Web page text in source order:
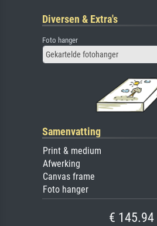
Diversen & Extra's
Foto hanger
Gekartelde fotohanger
Samenvatting
Print & medium
Afwerking
Canvas frame
Foto hanger
€ 145.94